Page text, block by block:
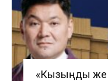
«Кызыңды же